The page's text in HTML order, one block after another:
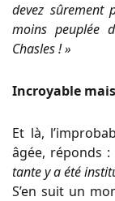
devez sûrement
moins peuplée
Chasles ! »
Incroyable
Et là,
âgée, réponds :
tante y a été
S’en suit un